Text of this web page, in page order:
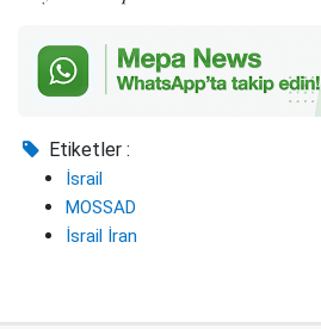
Etiketler :
İsrail
MOSSAD
İsrail İran